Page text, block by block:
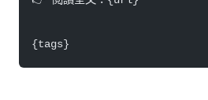
{tags}